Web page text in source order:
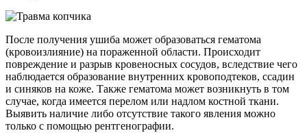
После получения ушиба может образоваться гематома
(кровоизлияние) на пораженной области. Происходит
повреждение и разрыв кровеносных сосудов, вследствие чего
наблюдается образование внутренних кровоподтеков, ссадин
и синяков на коже. Также гематома может возникнуть в том
случае, когда имеется перелом или надлом костной ткани.
Выявить наличие либо отсутствие такого явления можно
только с помощью рентгенографии.